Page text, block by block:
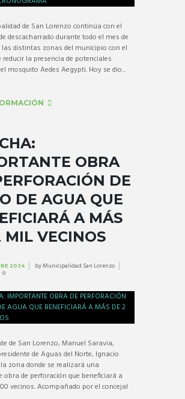
de San Lorenzo continúa con el
descacharrado durante todo el mes de
distintas zonas del municipio con el
la presencia de potenciales
mosquito Aedes Aegypti. Hoy se dio...
OBRA
DE
DE AGUA QUE
A MÁS
MIL VECINOS
2024 byMunicipalidad San Lorenzo
0
de San Lorenzo, Manuel Saravia,
de Aguas del Norte, Ignacio
zona donde se realizará una
obra de perforación que beneficiará a
vecinos. Acompañado por el concejal